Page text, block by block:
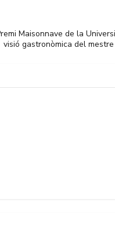
Maisonnave de la
visió gastronòmica del